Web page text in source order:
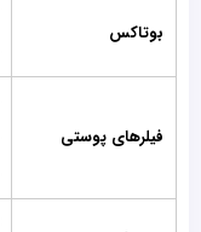
بوتاکس
فیلرهای پوستی